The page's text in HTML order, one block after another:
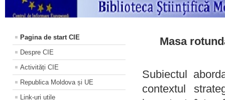
Pagina de start CIE
Despre CIE
Activități CIE
Republica Moldova și UE
Link-uri utile
Masa
Subiectul
contextul